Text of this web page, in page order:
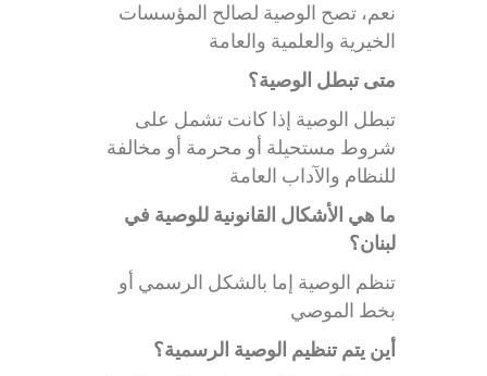
نعم، تصح الوصية لصالح المؤسسات
الخيرية والعلمية والعامة
متى تبطل الوصية؟
تبطل الوصية إذا كانت تشمل على
شروط مستحيلة أو محرمة أو مخالفة
للنظام والآداب العامة
ما هي الأشكال القانونية للوصية في
لبنان؟
تنظم الوصية إما بالشكل الرسمي أو
بخط الموصي
أين يتم تنظيم الوصية الرسمية؟